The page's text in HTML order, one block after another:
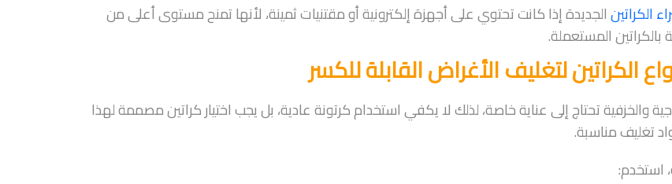
الكراتينالجديدة إذا كانت تحتوي على أجهزة إلكترونية أو مقتنيات ثمينة، لأنها تمنح مستوى أعلى من
بالكراتين المستعملة.
الكراتين لتغليف الأغراض القابلة للكسر
والخزفية تحتاج إلى عناية خاصة، لذلك لا يكفي استخدام كرتونة عادية، بل يجب اختيار كراتين مصممة لهذا
تغليف مناسبة.
استخدم: